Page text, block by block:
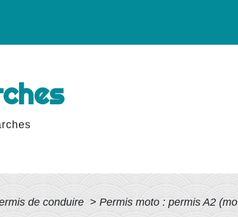
de conduire > Permis moto : permis A2